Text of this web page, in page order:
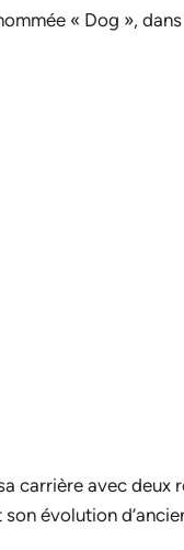
« Dog », dans
carrière avec
évolution